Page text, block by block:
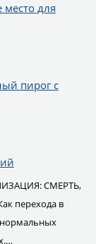
для
пирог с
СМЕРТЬ,
перехода в
нормальных